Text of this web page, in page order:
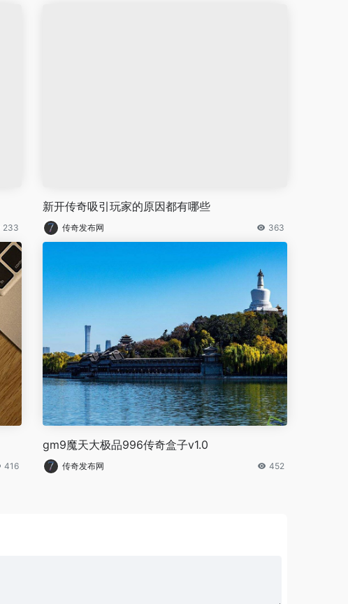
233
新开传奇吸引玩家的原因都有哪些
传奇发布网 363
416
gm9魔天大极品996传奇盒子v1.0
传奇发布网 452